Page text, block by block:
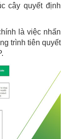
cây quyết định
là việc nhấn
trình tiên quyết